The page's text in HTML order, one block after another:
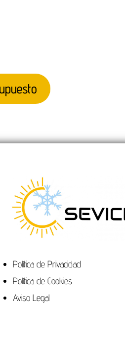
Política de Privacidad
Política de Cookies
Aviso Legal